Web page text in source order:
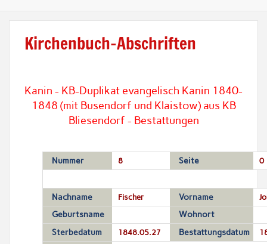
Kirchenbuch-Abschriften
Kanin - KB-Duplikat evangelisch Kanin 1840-
1848 (mit Busendorf und Klaistow) aus KB
Bliesendorf - Bestattungen
Nummer 8 Seite 0
Nachname Fischer Vorname
Geburtsname
Wohnort
Sterbedatum
1848.05.27 Bestattungsdatum